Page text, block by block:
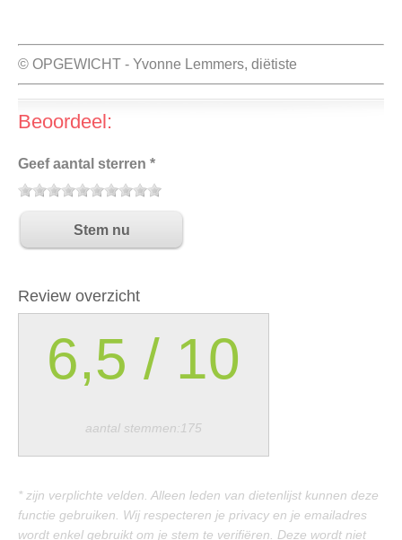
© OPGEWICHT - Yvonne Lemmers, diëtiste
Beoordeel:
Geef aantal sterren *
Review overzicht
6,5 / 10
aantal stemmen:175
* zijn verplichte velden. Alleen leden van dietenlijst kunnen deze
functie gebruiken. Wij respecteren je privacy en je emailadres
wordt enkel gebruikt om je stem te verifiëren. Deze wordt niet